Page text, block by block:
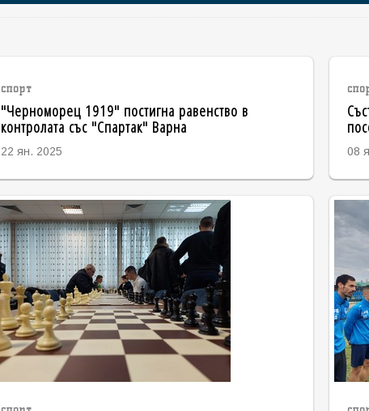
спорт
"Черноморец 1919" постигна равенство в
контролата със "Спартак" Варна
22 ян. 2025 08